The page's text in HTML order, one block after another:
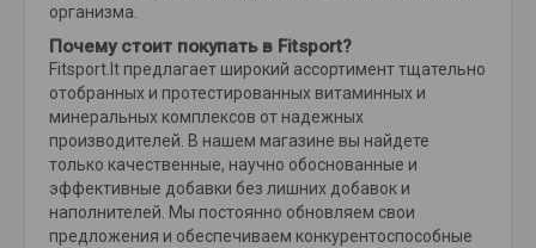
организма.
Почему стоит покупать в Fitsport?
Fitsport.lt предлагает широкий ассортимент тщательно
отобранных и протестированных витаминных и
минеральных комплексов от надежных
производителей. В нашем магазине вы найдете
только качественные, научно обоснованные и
эффективные добавки без лишних добавок и
наполнителей. Мы постоянно обновляем свои
предложения и обеспечиваем конкурентоспособные